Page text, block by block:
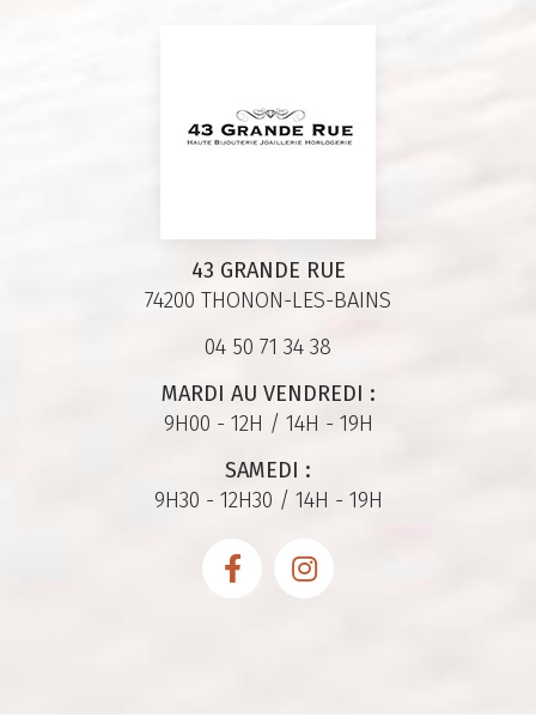
43 GRANDE RUE
74200 THONON-LES-BAINS
04 50 71 34 38
MARDI AU VENDREDI :
9H00 - 12H / 14H - 19H
SAMEDI :
9H30 - 12H30 / 14H - 19H